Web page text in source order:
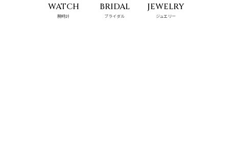
WATCH
腕時計
BRIDAL
ブライダル
JEWELRY
ジュエリー